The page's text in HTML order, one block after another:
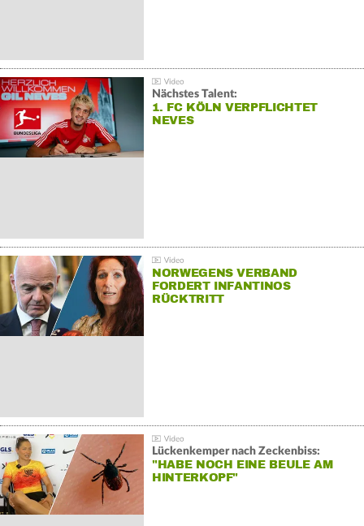
Nächstes Talent:
1. FC KÖLN VERPFLICHTET
NEVES
NORWEGENS VERBAND
FORDERT INFANTINOS
RÜCKTRITT
Lückenkemper nach Zeckenbiss:
"HABE NOCH EINE BEULE AM
HINTERKOPF"